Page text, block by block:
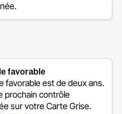
favorable
favorable est de deux ans.
prochain contrôle
sur votre Carte Grise.